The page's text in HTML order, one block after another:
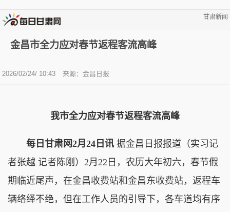
甘肃新闻
金昌市全力应对春节返程客流高峰
2026/02/24/ 10:43 来源：金昌日报
我市全力应对春节返程客流高峰
每日甘肃网2月24日讯 据金昌日报报道（实习记
者张越 记者陈刚）2月22日，农历大年初六，春节假
期临近尾声，在金昌收费站和金昌东收费站，返程车
辆络绎不绝，但在工作人员的引导下，各车道均有序